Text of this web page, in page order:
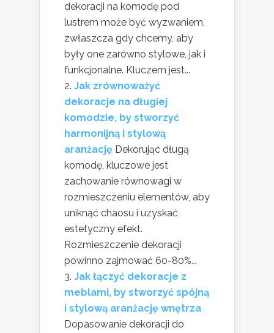
dekoracji na komodę pod
lustrem może być wyzwaniem,
zwłaszcza gdy chcemy, aby
były one zarówno stylowe, jak i
funkcjonalne. Kluczem jest...
Jak zrównoważyć
dekoracje na długiej
komodzie, by stworzyć
harmonijną i stylową
aranżację Dekorując długą
komodę, kluczowe jest
zachowanie równowagi w
rozmieszczeniu elementów, aby
uniknąć chaosu i uzyskać
estetyczny efekt.
Rozmieszczenie dekoracji
powinno zajmować 60-80%...
Jak łączyć dekoracje z
meblami, by stworzyć spójną
i stylową aranżację wnętrza
Dopasowanie dekoracji do